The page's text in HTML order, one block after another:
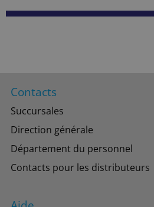
Contacts
Succursales
Direction générale
Département du personnel
Contacts pour les distributeurs